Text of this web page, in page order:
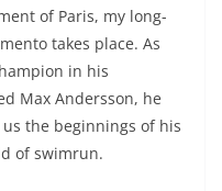
of Paris, my long-
takes place. As
in his
Max Andersson, he
the beginnings of his
of swimrun.